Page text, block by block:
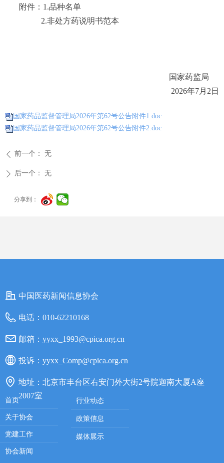
附件：1.品种名单
2.非处方药说明书范本
国家药监局
2026年7月2日
国家药品监督管理局2026年第62号公告附件1.doc
国家药品监督管理局2026年第62号公告附件2.doc
ꄴ 前一个： 无
ꄲ 后一个： 无
分享到：
首页
关于协会
党建工作
协会新闻
行业动态
政策信息
媒体展示
中国医药新闻信息协会
电话： 010-62210168
邮箱： yyxx_1993@cpica.org.cn
投诉： yyxx_Comp@cpica.org.cn
地址： 北京市丰台区右安门外大街2号院迦南大厦A座
2007室